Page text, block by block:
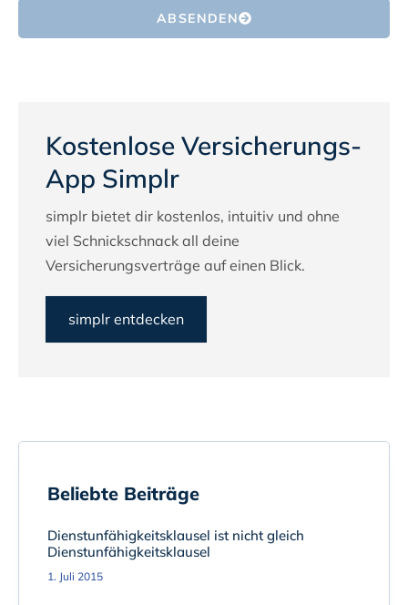
ABSENDEN
Kostenlose Versicherungs-
App Simplr
simplr bietet dir kostenlos, intuitiv und ohne
viel Schnickschnack all deine
Versicherungsverträge auf einen Blick.
simplr entdecken
Beliebte Beiträge
Dienstunfähigkeitsklausel ist nicht gleich
Dienstunfähigkeitsklausel
1. Juli 2015